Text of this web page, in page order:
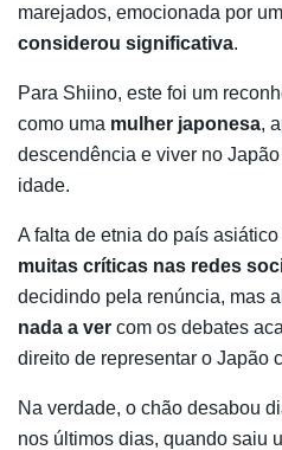
marejados, emocionada por
considerou significativa.
Para Shiino, este foi um
como uma mulher japonesa,
descendência e viver no
idade.
A falta de etnia do país
muitas críticas nas redes
decidindo pela renúncia, mas
nada a ver com os debates
direito de representar o Japão
Na verdade, o chão desabou
nos últimos dias, quando saiu